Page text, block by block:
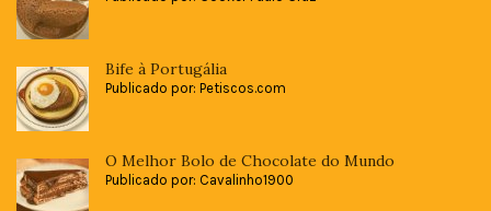
Bife à Portugália
Publicado por: Petiscos.com
O Melhor Bolo de Chocolate do Mundo
Publicado por: Cavalinho1900